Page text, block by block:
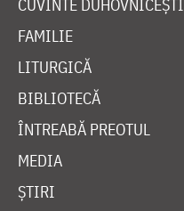
CUVINTE DUHOVNICEȘTI
FAMILIE
LITURGICĂ
BIBLIOTECĂ
ÎNTREABĂ PREOTUL
MEDIA
ȘTIRI